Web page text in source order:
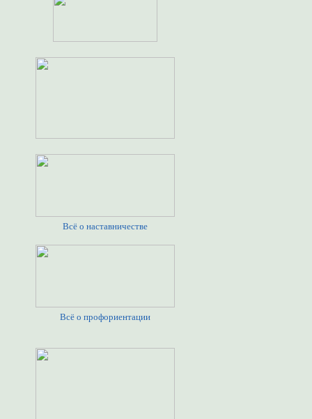
Всё о наставничестве
Всё о профориентации